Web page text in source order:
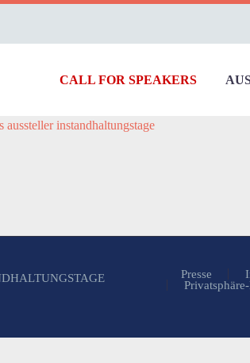
CALL FOR SPEAKERS
Presse